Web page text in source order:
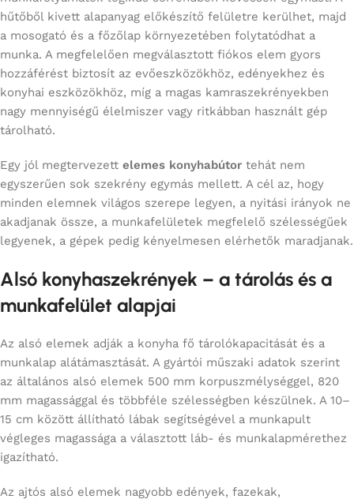
hűtőből kivett alapanyag előkészítő felületre kerülhet, majd
a mosogató és a főzőlap környezetében folytatódhat a
munka. A megfelelően megválasztott fiókos elem gyors
hozzáférést biztosít az evőeszközökhöz, edényekhez és
konyhai eszközökhöz, míg a magas kamraszekrényekben
nagy mennyiségű élelmiszer vagy ritkábban használt gép
tárolható.
Egy jól megtervezett elemes konyhabútor tehát nem
egyszerűen sok szekrény egymás mellett. A cél az, hogy
minden elemnek világos szerepe legyen, a nyitási irányok ne
akadjanak össze, a munkafelületek megfelelő szélességűek
legyenek, a gépek pedig kényelmesen elérhetők maradjanak.
Alsó konyhaszekrények – a tárolás és a
munkafelület alapjai
Az alsó elemek adják a konyha fő tárolókapacitását és a
munkalap alátámasztását. A gyártói műszaki adatok szerint
az általános alsó elemek 500 mm korpuszmélységgel, 820
mm magassággal és többféle szélességben készülnek. A 10–
15 cm között állítható lábak segítségével a munkapult
végleges magassága a választott láb- és munkalapmérethez
igazítható.
Az ajtós alsó elemek nagyobb edények, fazekak,